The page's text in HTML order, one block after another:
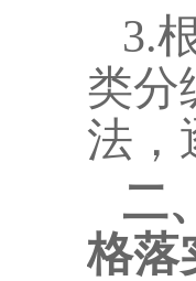
3.
类分
法，
二
格落